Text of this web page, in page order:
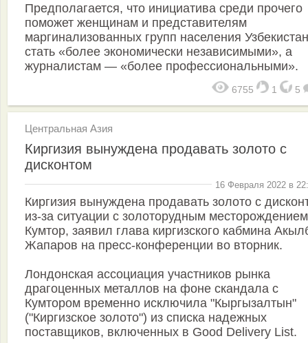
Предполагается, что инициатива среди прочего
поможет женщинам и представителям
маргинализованных групп населения
стать «более экономически независимыми», а
журналистам — «более профессиональными».
6755 1 5
Центральная Азия
Киргизия вынуждена продавать золото с
дисконтом
16 Февраля 2022 в
Киргизия вынуждена продавать золото с
из-за ситуации с золоторудным месторождением
Кумтор, заявил глава киргизского кабмина
Жапаров на пресс-конференции во вторник.
Лондонская ассоциация участников рынка
драгоценных металлов на фоне скандала с
Кумтором временно исключила "Кыргызалтын"
("Киргизское золото") из списка надежных
поставщиков, включенных в Good Delivery List.